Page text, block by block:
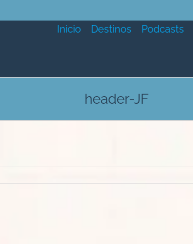
Inicio Destinos Podcasts
header-JF